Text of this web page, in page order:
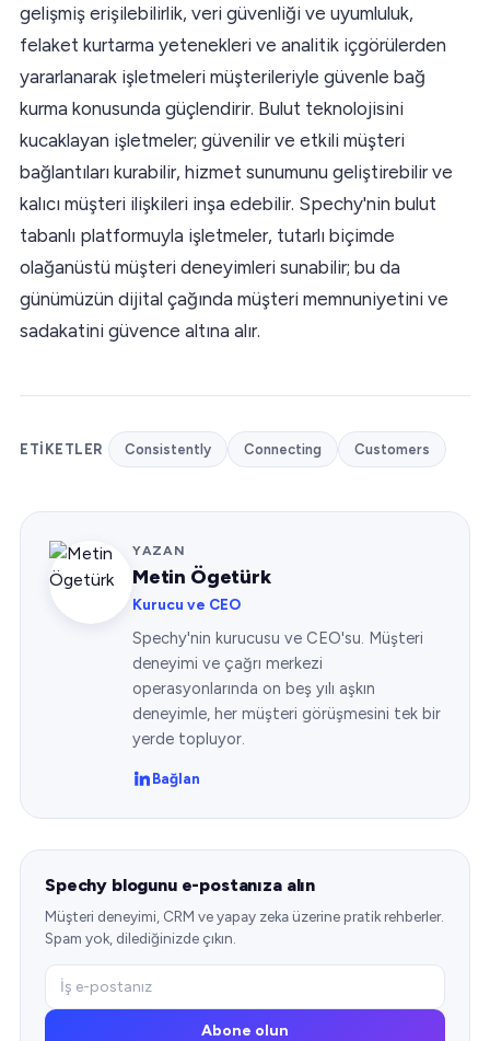
gelişmiş erişilebilirlik, veri güvenliği ve uyumluluk,
felaket kurtarma yetenekleri ve analitik içgörülerden
yararlanarak işletmeleri müşterileriyle güvenle bağ
kurma konusunda güçlendirir. Bulut teknolojisini
kucaklayan işletmeler; güvenilir ve etkili müşteri
bağlantıları kurabilir, hizmet sunumunu geliştirebilir ve
kalıcı müşteri ilişkileri inşa edebilir. Spechy'nin bulut
tabanlı platformuyla işletmeler, tutarlı biçimde
olağanüstü müşteri deneyimleri sunabilir; bu da
günümüzün dijital çağında müşteri memnuniyetini ve
sadakatini güvence altına alır.
ETIKETLER Consistently Connecting Customers
YAZAN
Metin Ögetürk
Kurucu ve CEO
Spechy'nin kurucusu ve CEO'su. Müşteri
deneyimi ve çağrı merkezi
operasyonlarında on beş yılı aşkın
deneyimle, her müşteri görüşmesini tek bir
yerde topluyor.
Bağlan
Spechy blogunu e-postanıza alın
Müşteri deneyimi, CRM ve yapay zeka üzerine pratik rehberler.
Spam yok, dilediğinizde çıkın.
Abone olun